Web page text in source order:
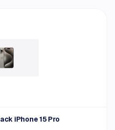
iPhone 15 Pro